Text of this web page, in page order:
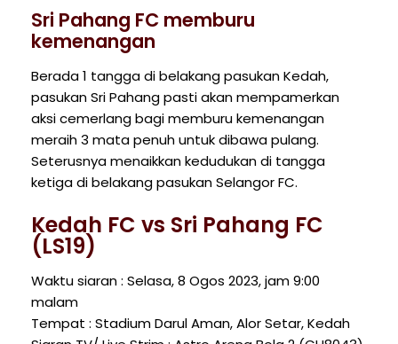
Sri Pahang FC memburu
kemenangan
Berada 1 tangga di belakang pasukan Kedah,
pasukan Sri Pahang pasti akan mempamerkan
aksi cemerlang bagi memburu kemenangan
meraih 3 mata penuh untuk dibawa pulang.
Seterusnya menaikkan kedudukan di tangga
ketiga di belakang pasukan Selangor FC.
Kedah FC vs Sri Pahang FC
(LS19)
Waktu siaran : Selasa, 8 Ogos 2023, jam 9:00
malam
Tempat : Stadium Darul Aman, Alor Setar, Kedah